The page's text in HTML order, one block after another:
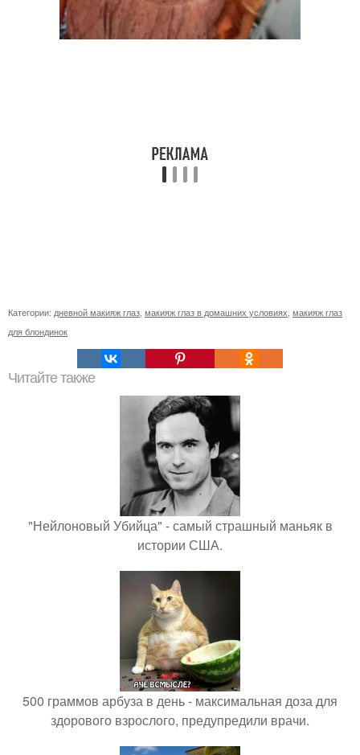
Категории: дневной макияж глаз макияж глаз в домашних условиях макияж глаз
для блондинок
Читайте также
"Нейлоновый Убийца" - самый страшный маньяк в
истории США.
500 граммов арбуза в день - максимальная доза для
здорового взрослого, предупредили врачи.